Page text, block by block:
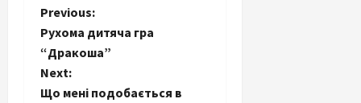
P
o
s
Previous:
Рухома дитяча гра
“Дракоша”
Next:
Що мені подобається в